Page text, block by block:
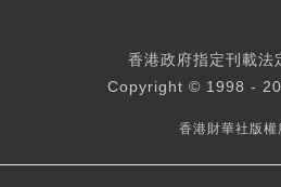
香港政府指定刊載法
Copyright © 1998 -
香港財華社版權